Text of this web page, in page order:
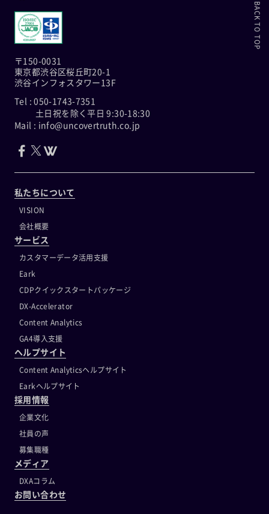
〒150-0031
東京都渋谷区桜丘町20-1
渋谷インフォスタワー13F
Tel : 050-1743-7351
土日祝を除く平日 9:30-18:30
Mail : info@uncovertruth.co.jp
私たちについて
VISION
会社概要
サービス
カスタマーデータ活用支援
Eark
CDPクイックスタートパッケージ
DX-Accelerator
Content Analytics
GA4導入支援
ヘルプサイト
Content Analyticsヘルプサイト
Earkヘルプサイト
採用情報
企業文化
社員の声
募集職種
メディア
DXAコラム
お問い合わせ
BACK TO TOP